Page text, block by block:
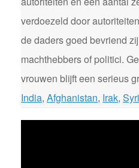
verdoezeld door
de daders goed bevriend
machthebbers of politici.
vrouwen blijft een serieus
India, Afghanistan, Irak,